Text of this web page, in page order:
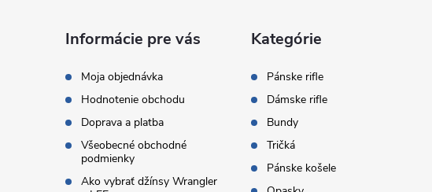
Informácie pre vás
Moja objednávka
Hodnotenie obchodu
Doprava a platba
Všeobecné obchodné
podmienky
Ako vybrať džínsy Wrangler
Kategórie
Pánske rifle
Dámske rifle
Bundy
Tričká
Pánske košele